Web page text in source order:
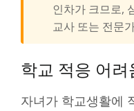
인차가 크므로,
교사 또는 전문
학교 적응 어려
자녀가 학교생활에